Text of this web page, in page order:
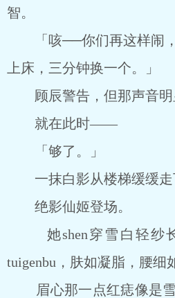
智。
「咳──你们再这样闹，
上床，三分钟换一个。」
顾辰警告，但那声音明
就在此时——
「够了。」
一抹白影从楼梯缓缓走
绝影仙姬登场。
她shen穿雪白轻纱长
tuigenbu，肤如凝脂，腰细
眉心那一点红痣像是雪